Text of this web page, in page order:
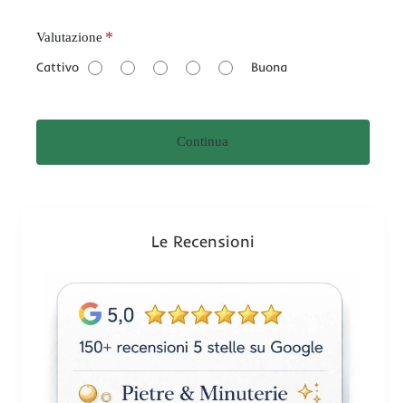
V
l
t
z
Valutazione
Cattivo Buona
Continua
Le Recensioni